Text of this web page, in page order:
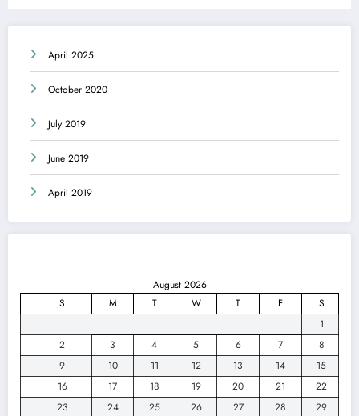
April 2025
October 2020
July 2019
June 2019
April 2019
August 2026
S
M T W T F
S
1
2
3 4 5 6 7
8
9
10 11 12 13 14
15
16
17 18 19 20 21
22
23
24 25 26 27 28
29